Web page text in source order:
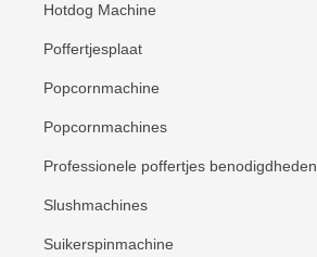
Hotdog Machine
Poffertjesplaat
Popcornmachine
Popcornmachines
Professionele poffertjes benodigdheden
Slushmachines
Suikerspinmachine